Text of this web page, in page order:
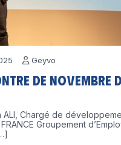
Geyvo
de Novembre
ALI, Chargé de
FRANCE Groupement